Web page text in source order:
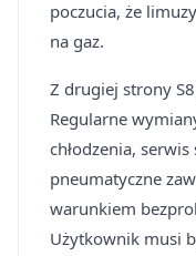
poczucia, że
na gaz.
Z drugiej strony
Regularne
chłodzenia,
pneumatyczne
warunkiem
Użytkownik musi